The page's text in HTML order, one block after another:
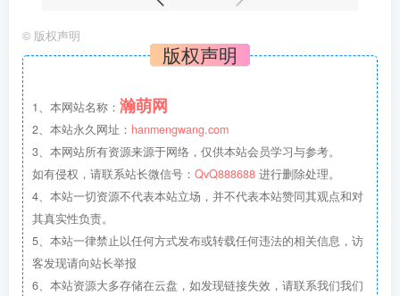
© 版权声明
版权声明
1、本网站名称： 瀚萌网
2、本站永久网址： hanmengwang.com
3、本网站所有资源来源于网络，仅供本站会员学习与参考。
如有侵权，请联系站长微信号： QvQ888688 进行删除处理。
4、本站一切资源不代表本站立场，并不代表本站赞同其观点和对
其真实性负责。
5、本站一律禁止以任何方式发布或转载任何违法的相关信息，访
客发现请向站长举报
6、本站资源大多存储在云盘，如发现链接失效，请联系我们我们